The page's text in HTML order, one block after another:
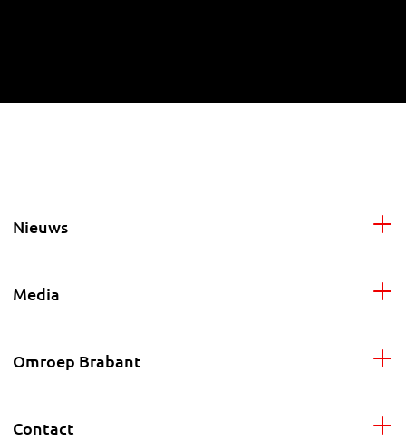
Nieuws
Media
Omroep Brabant
Contact